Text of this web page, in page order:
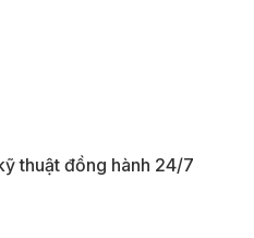
thuật đồng hành 24/7